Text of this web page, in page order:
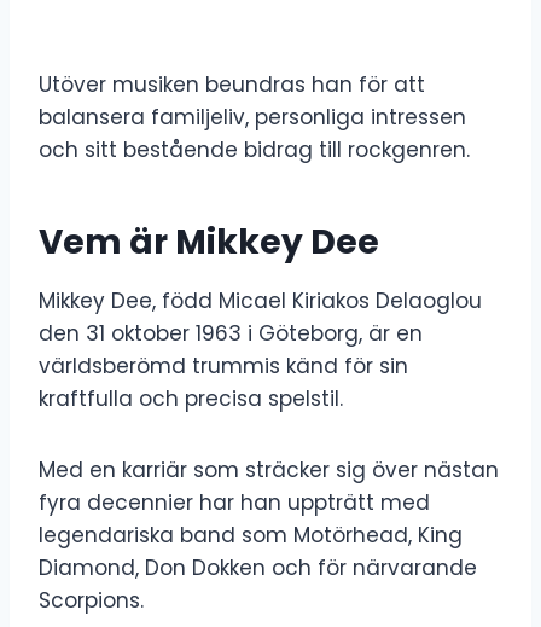
Utöver musiken beundras han för att
balansera familjeliv, personliga intressen
och sitt bestående bidrag till rockgenren.
Vem är Mikkey Dee
Mikkey Dee, född Micael Kiriakos Delaoglou
den 31 oktober 1963 i Göteborg, är en
världsberömd trummis känd för sin
kraftfulla och precisa spelstil.
Med en karriär som sträcker sig över nästan
fyra decennier har han uppträtt med
legendariska band som Motörhead, King
Diamond, Don Dokken och för närvarande
Scorpions.